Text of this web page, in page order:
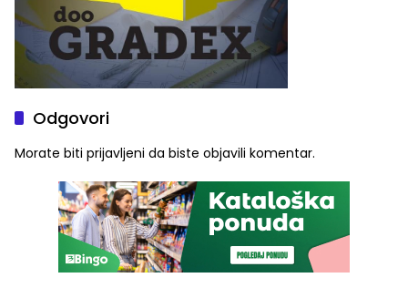
Odgovori
Morate biti prijavljeni da biste objavili komentar.